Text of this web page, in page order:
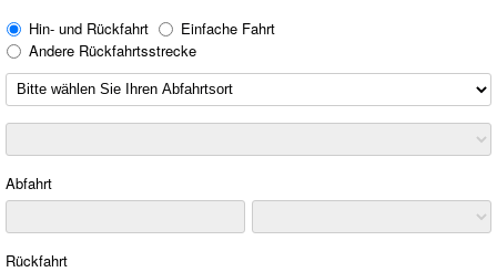
Hin- und Rückfahrt
Einfache Fahrt
Andere Rückfahrtsstrecke
Abfahrt
Rückfahrt